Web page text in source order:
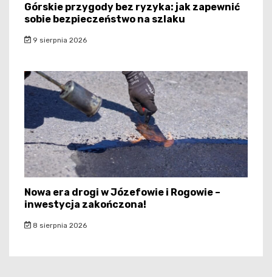
Górskie przygody bez ryzyka: jak zapewnić
sobie bezpieczeństwo na szlaku
9 sierpnia 2026
Nowa era drogi w Józefowie i Rogowie –
inwestycja zakończona!
8 sierpnia 2026